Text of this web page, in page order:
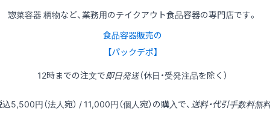
惣菜容器 柄物など、業務用のテイクアウト食品容器の専門店です。
食品容器販売の
【パックデポ】
12時までの注文で即日発送（休日・受発注品を除く）
込5,500円（法人宛） / 11,000円（個人宛）の購入で、 送料・代引手数料無